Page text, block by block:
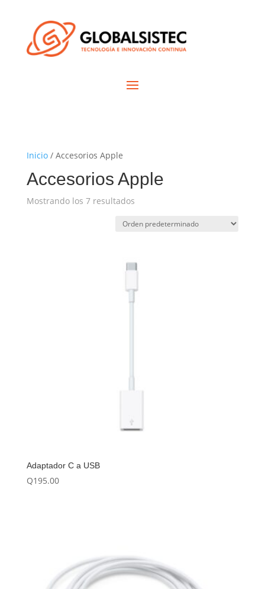
Inicio/ Accesorios Apple
Accesorios Apple
Mostrando los 7 resultados
Adaptador C a USB
Q195.00